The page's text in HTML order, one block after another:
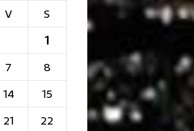
V
S
1
7
8
14
15
21
22